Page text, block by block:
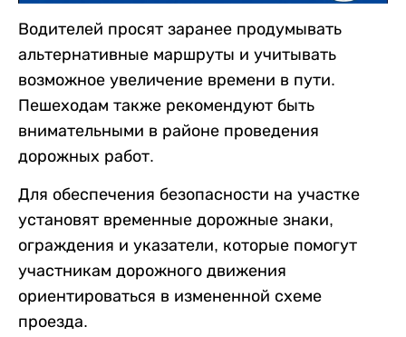
Водителей просят заранее продумывать
альтернативные маршруты и учитывать
возможное увеличение времени в пути.
Пешеходам также рекомендуют быть
внимательными в районе проведения
дорожных работ.
Для обеспечения безопасности на участке
установят временные дорожные знаки,
ограждения и указатели, которые помогут
участникам дорожного движения
ориентироваться в измененной схеме
проезда.